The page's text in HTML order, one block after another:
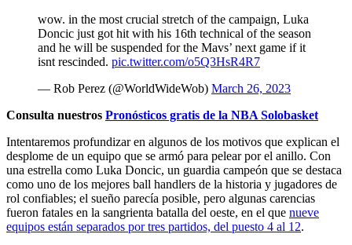
wow. in the most crucial stretch of the campaign, Luka
Doncic just got hit with his 16th technical of the season
and he will be suspended for the Mavs’ next game if it
isnt rescinded. pic.twitter.com/o5Q3HsR4R7
— Rob Perez (@WorldWideWob) March 26, 2023
Consulta nuestros Pronósticos gratis de la NBA Solobasket
Intentaremos profundizar en algunos de los motivos que explican el
desplome de un equipo que se armó para pelear por el anillo. Con
una estrella como Luka Doncic, un guardia campeón que se destaca
como uno de los mejores ball handlers de la historia y jugadores de
rol confiables; el sueño parecía posible, pero algunas carencias
fueron fatales en la sangrienta batalla del oeste, en el que nueve
equipos están separados por tres partidos, del puesto 4 al 12.